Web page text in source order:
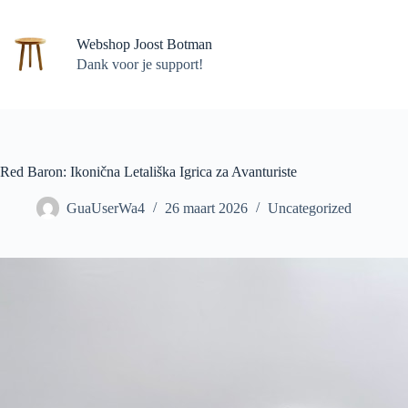
inhoud
Webshop Joost Botman
Dank voor je support!
Red Baron: Ikonična Letališka Igrica za Avanturiste
GuaUserWa4 26 maart 2026 Uncategorized